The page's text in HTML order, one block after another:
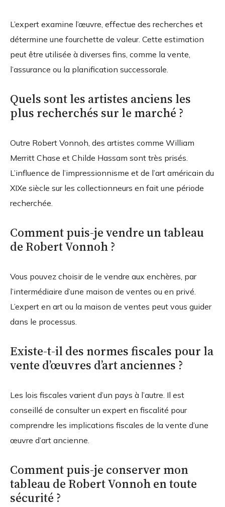
L’expert examine l’œuvre, effectue des recherches et
détermine une fourchette de valeur. Cette estimation
peut être utilisée à diverses fins, comme la vente,
l’assurance ou la planification successorale.
Quels sont les artistes anciens les
plus recherchés sur le marché ?
Outre Robert Vonnoh, des artistes comme William
Merritt Chase et Childe Hassam sont très prisés.
L’influence de l’impressionnisme et de l’art américain du
XIXe siècle sur les collectionneurs en fait une période
recherchée.
Comment puis-je vendre un tableau
de Robert Vonnoh ?
Vous pouvez choisir de le vendre aux enchères, par
l’intermédiaire d’une maison de ventes ou en privé.
L’expert en art ou la maison de ventes peut vous guider
dans le processus.
Existe-t-il des normes fiscales pour la
vente d’œuvres d’art anciennes ?
Les lois fiscales varient d’un pays à l’autre. Il est
conseillé de consulter un expert en fiscalité pour
comprendre les implications fiscales de la vente d’une
œuvre d’art ancienne.
Comment puis-je conserver mon
tableau de Robert Vonnoh en toute
sécurité ?